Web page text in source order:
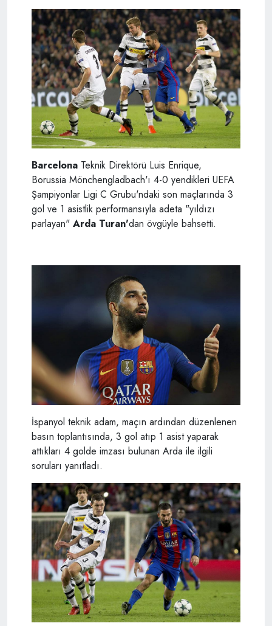
Barcelona Teknik Direktörü Luis Enrique,
Borussia Mönchengladbach'ı 4-0 yendikleri UEFA
Şampiyonlar Ligi C Grubu'ndaki son maçlarında 3
gol ve 1 asistlik performansıyla adeta "yıldızı
parlayan" Arda Turan'dan övgüyle bahsetti.
İspanyol teknik adam, maçın ardından düzenlenen
basın toplantısında, 3 gol atıp 1 asist yaparak
attıkları 4 golde imzası bulunan Arda ile ilgili
soruları yanıtladı.